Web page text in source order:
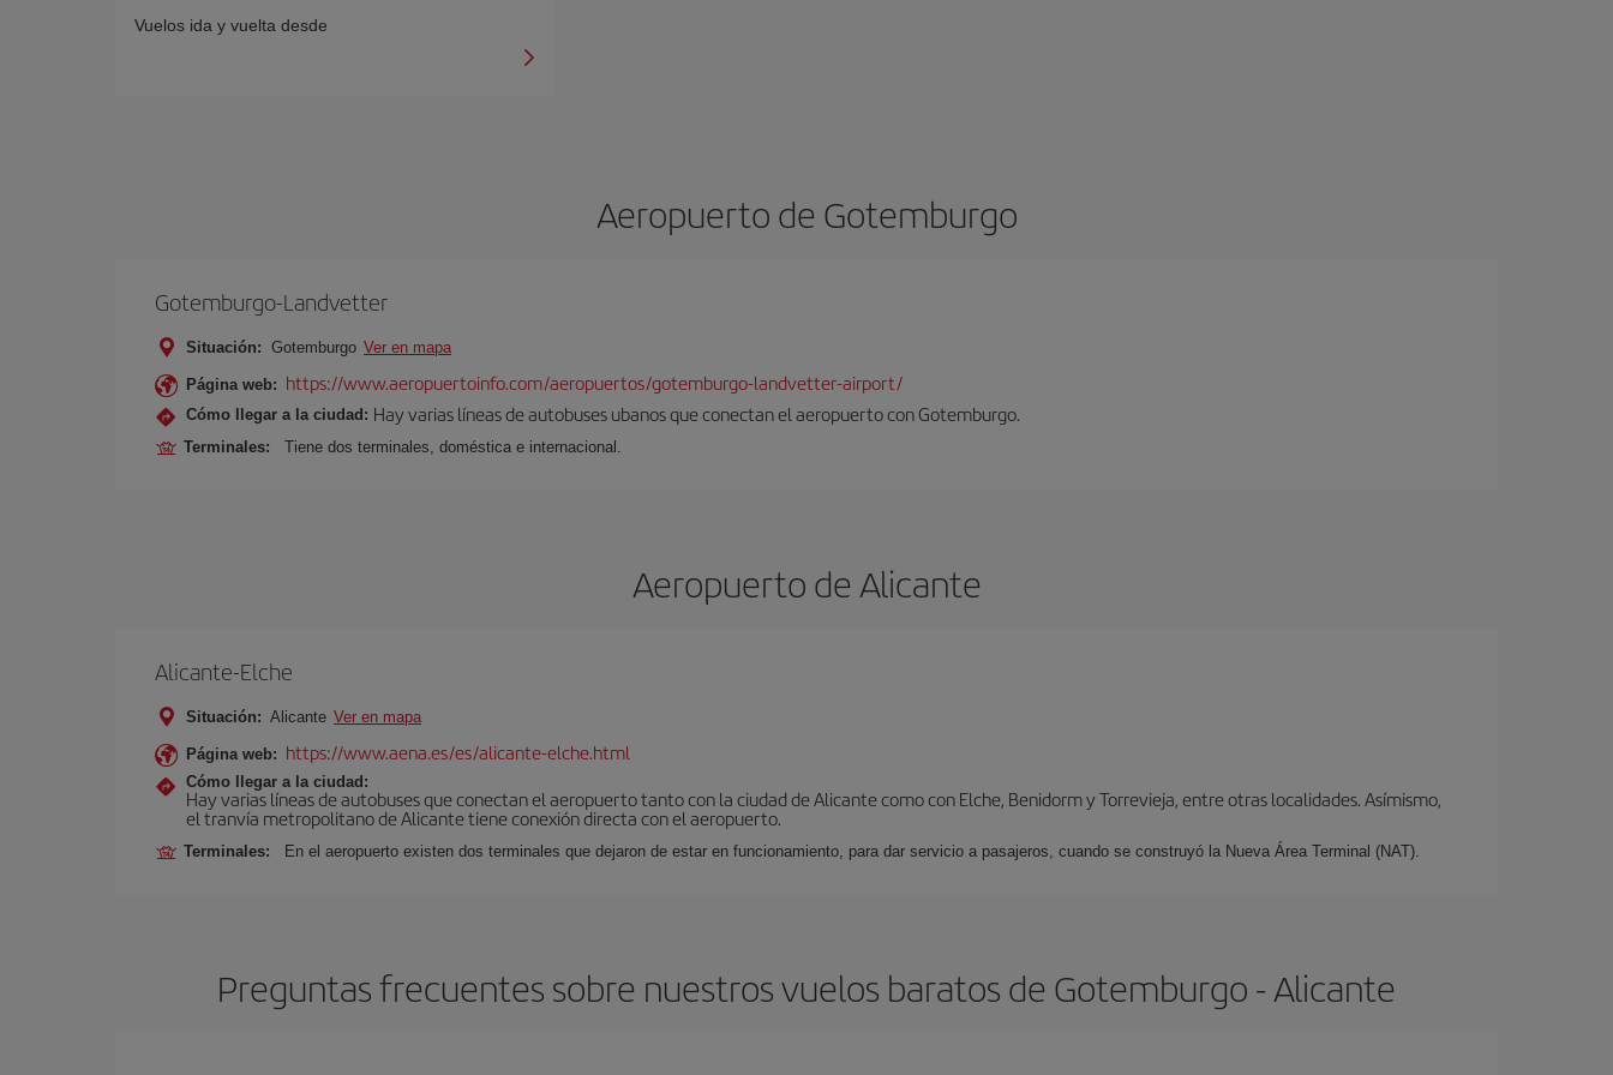
Vuelos ida y vuelta desde
Aeropuerto de Gotemburgo
Gotemburgo-Landvetter
Situación: Gotemburgo Ver en mapa
Página web: https://www.aeropuertoinfo.com/aeropuertos/gotemburgo-landvetter-airport/
Cómo llegar a la ciudad: Hay varias líneas de autobuses ubanos que conectan el aeropuerto con Gotemburgo.
Terminales: Tiene dos terminales, doméstica e internacional.
Aeropuerto de Alicante
Alicante-Elche
Situación: Alicante Ver en mapa
Página web: https://www.aena.es/es/alicante-elche.html
Cómo llegar a la ciudad:
Hay varias líneas de autobuses que conectan el aeropuerto tanto con la ciudad de Alicante como con Elche, Benidorm y Torrevieja, entre otras localidades. Asímismo,
el tranvía metropolitano de Alicante tiene conexión directa con el aeropuerto.
Terminales: En el aeropuerto existen dos terminales que dejaron de estar en funcionamiento, para dar servicio a pasajeros, cuando se construyó la Nueva Área Terminal (NAT).
Preguntas frecuentes sobre nuestros vuelos baratos de Gotemburgo - Alicante